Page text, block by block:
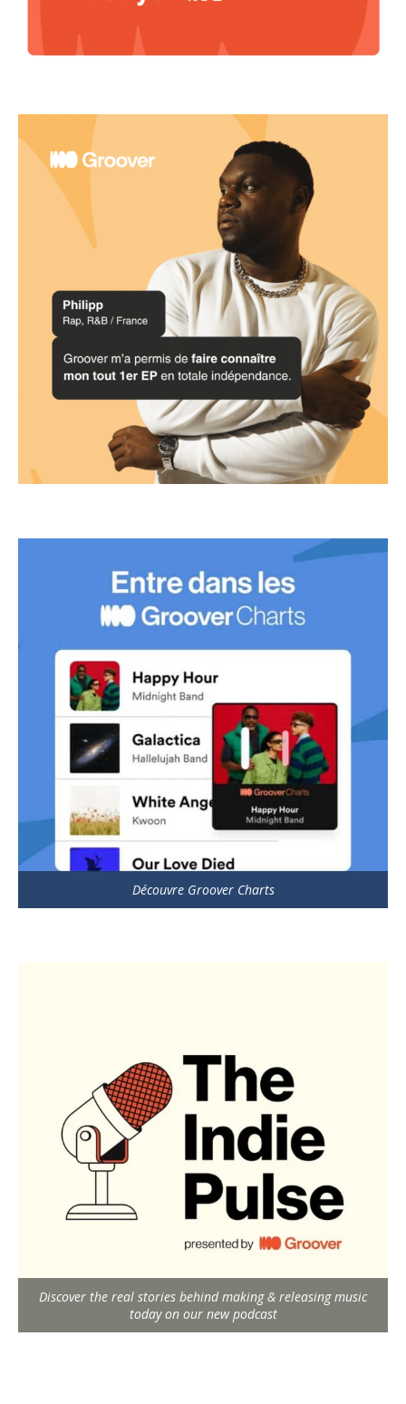
Découvre Groover Charts
Discover the real stories behind making & releasing music
today on our new podcast